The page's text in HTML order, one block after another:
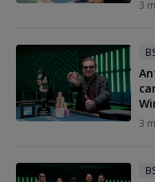
3
3